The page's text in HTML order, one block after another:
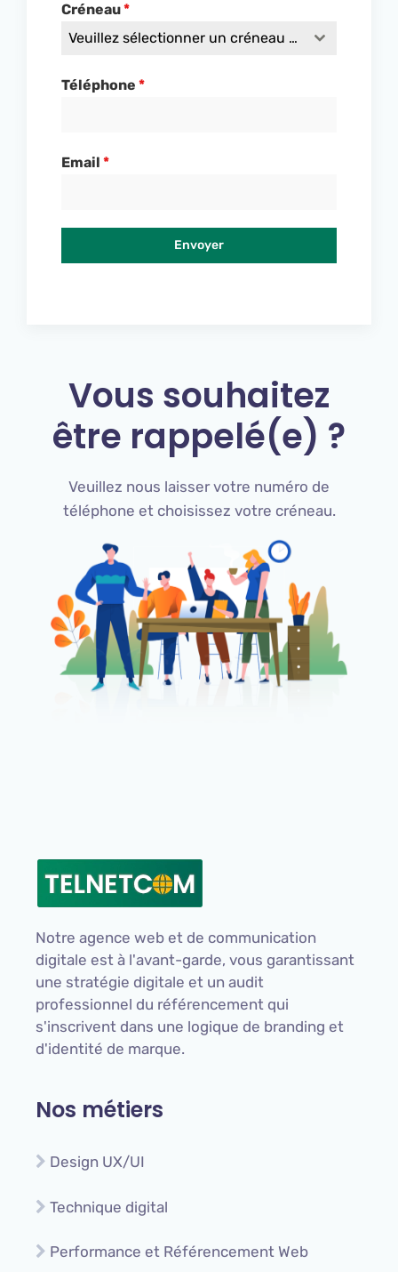
Créneau*
Veuillez sélectionner un créneau horaire
Téléphone *
Email *
Envoyer
Vous souhaitez
être rappelé(e) ?
Veuillez nous laisser votre numéro de
téléphone et choisissez votre créneau.
Notre agence web et de communication
digitale est à l'avant-garde, vous garantissant
une stratégie digitale et un audit
professionnel du référencement qui
s'inscrivent dans une logique de branding et
d'identité de marque.
Nos métiers
Design UX/UI
Technique digital
Performance et Référencement Web